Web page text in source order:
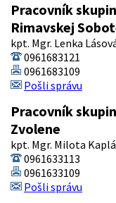
Pracovník
Rimavskej
kpt. Mgr. Lenka
0961683121
0961683109
Pošli správu
Pracovník
Zvolene
kpt. Mgr. Milota
0961633113
0961633109
Pošli správu